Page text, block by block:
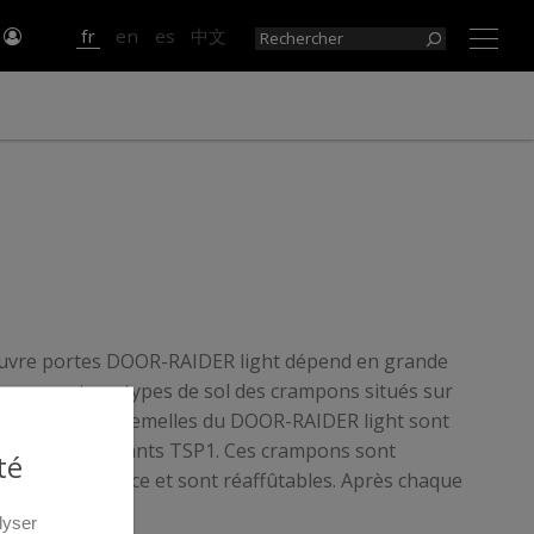
fr en es 中文
portes DOOR-RAIDER light dépend en grande
sur tous types de sol des crampons situés sur
Les deux semelles du DOOR-RAIDER light sont
antidérapants TSP1. Ces crampons sont
résistance et sont réaffûtables. Après chaque
portes DOOR-RAIDER light il est indispensable